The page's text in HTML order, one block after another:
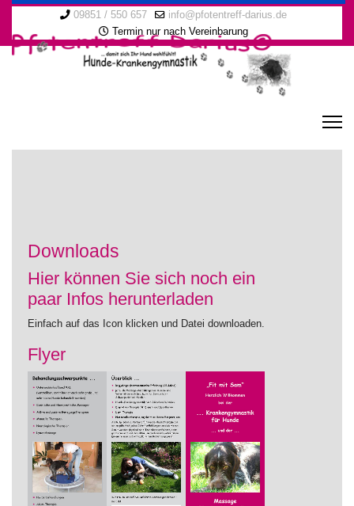
09851 / 550 657
info@pfotentreff-darius.de
Termin nur nach Vereinbarung
Downloads
Hier können Sie sich noch ein
paar Infos herunterladen
Einfach auf das Icon klicken und Datei downloaden.
Flyer